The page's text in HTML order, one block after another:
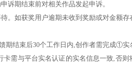
诉期结束前对相关作品发起申诉。
。如获奖用户逾期未收到奖励或对金额存
期结束后30个工作日内,创作者需完成①
需与平台实名认证的实名信息一致,否则